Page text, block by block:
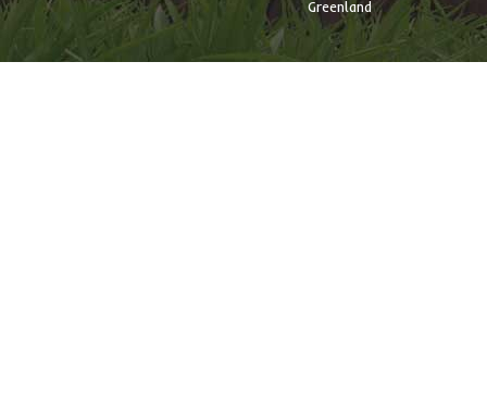
Greenland